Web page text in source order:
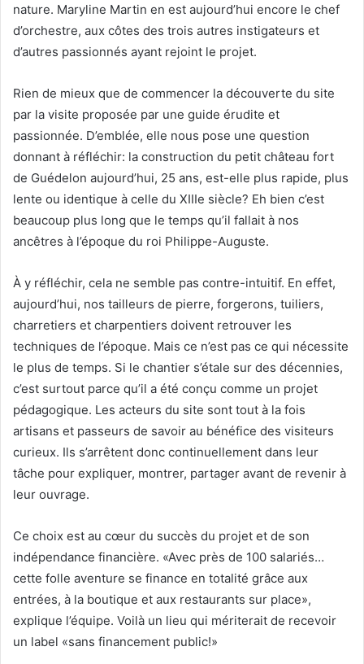
nature. Maryline Martin en est aujourd’hui encore le chef
d’orchestre, aux côtes des trois autres instigateurs et
d’autres passionnés ayant rejoint le projet.
Rien de mieux que de commencer la découverte du site
par la visite proposée par une guide érudite et
passionnée. D’emblée, elle nous pose une question
donnant à réfléchir: la construction du petit château fort
de Guédelon aujourd’hui, 25 ans, est-elle plus rapide, plus
lente ou identique à celle du XIIIe siècle? Eh bien c’est
beaucoup plus long que le temps qu’il fallait à nos
ancêtres à l’époque du roi Philippe-Auguste.
À y réfléchir, cela ne semble pas contre-intuitif. En effet,
aujourd’hui, nos tailleurs de pierre, forgerons, tuiliers,
charretiers et charpentiers doivent retrouver les
techniques de l’époque. Mais ce n’est pas ce qui nécessite
le plus de temps. Si le chantier s’étale sur des décennies,
c’est surtout parce qu’il a été conçu comme un projet
pédagogique. Les acteurs du site sont tout à la fois
artisans et passeurs de savoir au bénéfice des visiteurs
curieux. Ils s’arrêtent donc continuellement dans leur
tâche pour expliquer, montrer, partager avant de revenir à
leur ouvrage.
Ce choix est au cœur du succès du projet et de son
indépendance financière. «Avec près de 100 salariés…
cette folle aventure se finance en totalité grâce aux
entrées, à la boutique et aux restaurants sur place»,
explique l’équipe. Voilà un lieu qui mériterait de recevoir
un label «sans financement public!»